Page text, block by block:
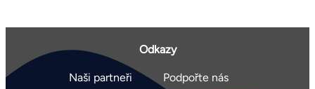
Odkazy
Naši partneři
Podpořte nás